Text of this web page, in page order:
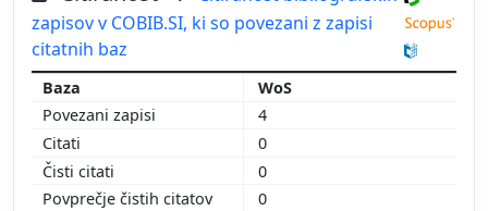
zapisov v COBIB.SI, ki so povezani z zapisi
citatnih baz
WoS
4
0
0
0